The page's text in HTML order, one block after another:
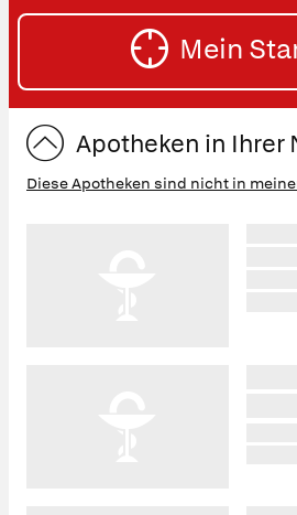
Straße
Mein
Apotheken in Ihrer
Diese Apotheken sind nicht in